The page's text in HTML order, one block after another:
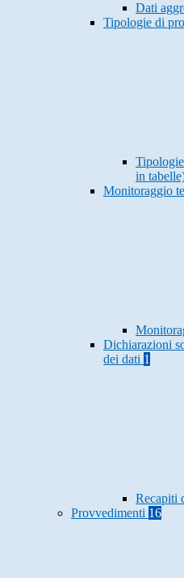
Dati
Tipologie di
in
Monitoraggio
Dichiarazioni
dei dati 1
Recapiti
Provvedimenti 16